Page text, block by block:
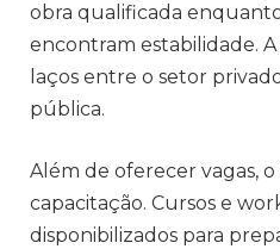
obra qualificada
encontram estabilidade.
laços entre o setor
pública.
Além de oferecer vagas,
capacitação. Cursos e
disponibilizados para